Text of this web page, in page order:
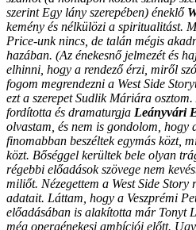
szerint Egy lány szerepében) éneklő
kemény és nélkülözi a spiritualitást.
Price-unk nincs, de talán mégis
hazában. (Az énekesnő jelmezét és
elhinni, hogy a rendező érzi, miről
fogom megrendezni a West Side
ezt a szerepet Sudlik Máriára
fordította és dramaturgja Leányvári
olvastam, és nem is gondolom, hogy
finomabban beszéltek egymás közt,
közt. Bőséggel kerültek bele olyan
régebbi előadások szövege nem
miliőt. Nézegettem a West Side
adatait. Láttam, hogy a Veszprémi
előadásában is alakította már Tonyt
még operaénekesi ambíciói előtt.